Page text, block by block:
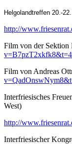
Helgolandtreffen 20.-
http://
Film von der Sektion
Film von Andreas
Interfriesisches
West)
http://
Interfriesischer